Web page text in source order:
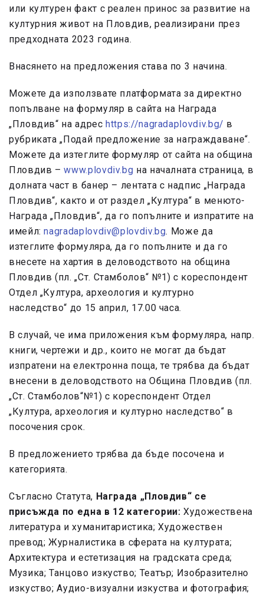
или културен факт с реален принос за развитие на
културния живот на Пловдив, реализирани през
предходната 2023 година.
Внасянето на предложения става по 3 начина.
Можете да използвате платформата за директно
попълване на формуляр в сайта на Награда
„Пловдив“ на адрес https://nagradaplovdiv.bg/ в
рубриката „Подай предложение за награждаване“.
Можете да изтеглите формуляр от сайта на община
Пловдив –www.plovdiv.bg на началната страница, в
долната част в банер – лентата с надпис „Награда
Пловдив“, както и от раздел „Култура“ в менюто-
Награда „Пловдив“, да го попълните и изпратите на
имейл:nagradaplovdiv@plovdiv.bg. Може да
изтеглите формуляра, да го попълните и да го
внесете на хартия в деловодството на община
Пловдив (пл. „Ст. Стамболов“ №1) с кореспондент
Отдел „Култура, археология и културно
наследство“ до 15 април, 17.00 часа.
В случай, че има приложения към формуляра, напр.
книги, чертежи и др., които не могат да бъдат
изпратени на електронна поща, те трябва да бъдат
внесени в деловодството на Община Пловдив (пл.
„Ст. Стамболов“№1) с кореспондент Отдел
„Култура, археология и културно наследство“ в
посочения срок.
В предложението трябва да бъде посочена и
категорията.
Съгласно Статута, Награда „Пловдив“ се
присъжда по една в 12 категории:Художествена
литература и хуманитаристика; Художествен
превод; Журналистика в сферата на културата;
Архитектура и естетизация на градската среда;
Музика; Танцово изкуство; Театър; Изобразително
изкуство; Аудио-визуални изкуства и фотография;